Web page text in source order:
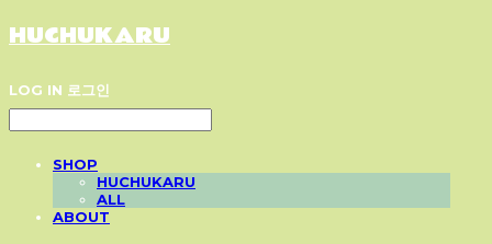
HUCHUKARU
LOG IN 로그인
SHOP
HUCHUKARU
ALL
ABOUT